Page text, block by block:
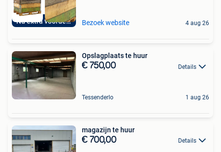
Nu extra voordelig Bezoek website 4 aug 26
Opslagplaats te huur
€ 750,00 Details
Tessenderlo 1 aug 26
magazijn te huur
€ 700,00 Details